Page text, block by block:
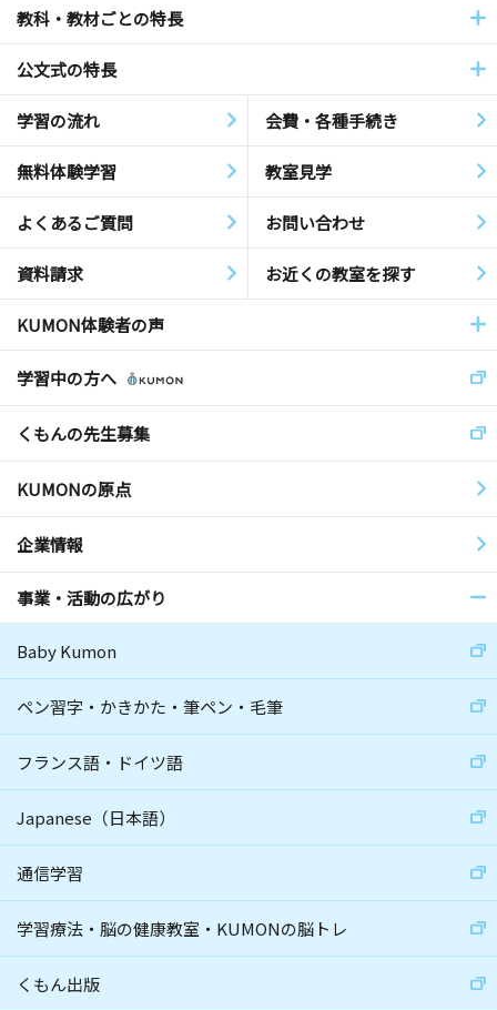
教科・教材ごとの特長
公文式の特長
学習の流れ 会費・各種手続き
無料体験学習 教室見学
よくあるご質問 お問い合わせ
資料請求 お近くの教室を探す
KUMON体験者の声
学習中の方へ
くもんの先生募集
KUMONの原点
企業情報
事業・活動の広がり
Baby Kumon
ペン習字・かきかた・筆ペン・毛筆
フランス語・ドイツ語
Japanese（日本語）
通信学習
学習療法・脳の健康教室・KUMONの脳トレ
くもん出版